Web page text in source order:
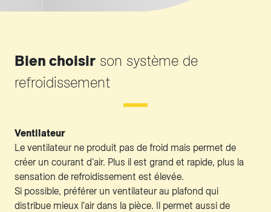
Bien choisir son système de
refroidissement
Ventilateur
Le ventilateur ne produit pas de froid mais permet de
créer un courant d'air. Plus il est grand et rapide, plus la
sensation de refroidissement est élevée.
Si possible, préférer un ventilateur au plafond qui
distribue mieux l'air dans la pièce. Il permet aussi de